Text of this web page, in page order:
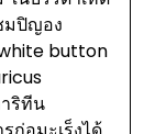
มปิญอง
button
ริทีน